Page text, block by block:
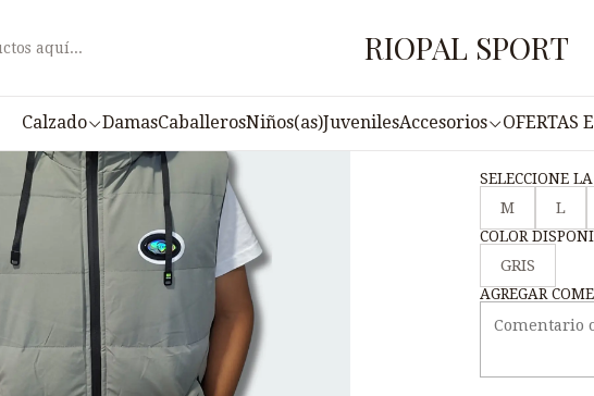
RIOPAL SPORT
Calzado DamasCaballerosNiños(as)JuvenilesAccesorios OFERTAS
|
SELECCIONE
M
L
COLOR
GRIS
AGREGAR